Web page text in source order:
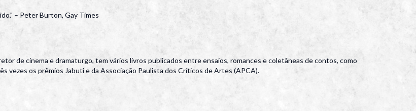
– Peter Burton, Gay Times
de cinema e dramaturgo, tem vários livros publicados entre ensaios, romances e coletâneas de contos, como
vezes os prêmios Jabuti e da Associação Paulista dos Críticos de Artes (APCA).